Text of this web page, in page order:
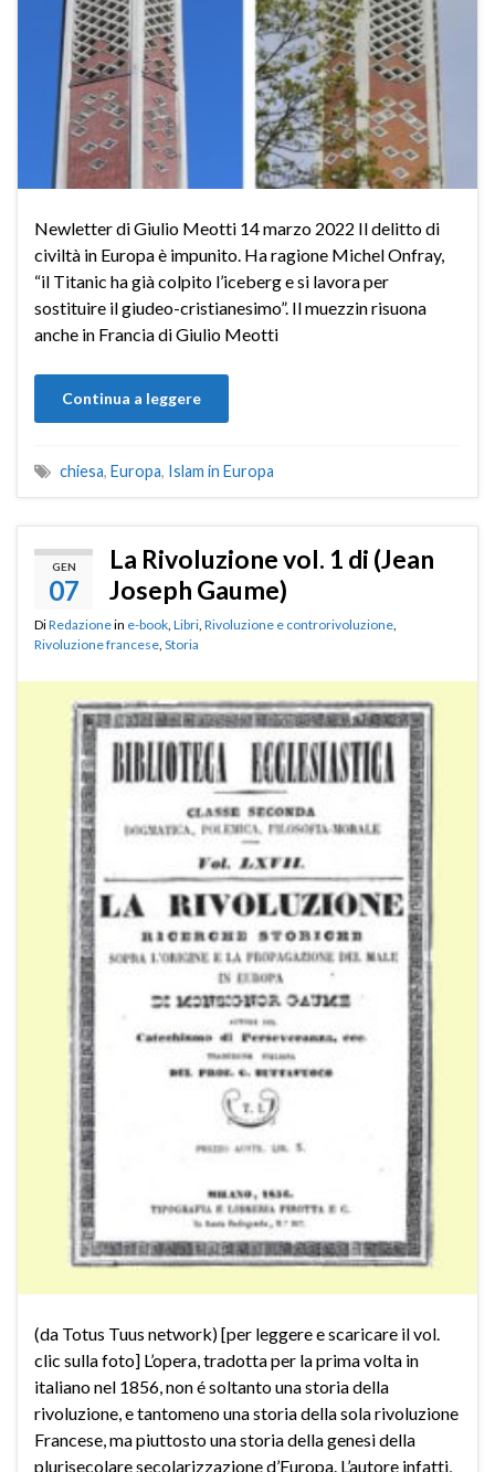
Newletter di Giulio Meotti 14 marzo 2022 Il delitto di
civiltà in Europa è impunito. Ha ragione Michel Onfray,
“il Titanic ha già colpito l’iceberg e si lavora per
sostituire il giudeo-cristianesimo”. Il muezzin risuona
anche in Francia di Giulio Meotti
Continua a leggere
chiesa, Europa, Islam in Europa
GEN
07
La Rivoluzione vol. 1 di (Jean
Joseph Gaume)
DiRedazionein e-book Libri Rivoluzione e controrivoluzione
Rivoluzione francese Storia
(da Totus Tuus network) [per leggere e scaricare il vol.
clic sulla foto] L’opera, tradotta per la prima volta in
italiano nel 1856, non é soltanto una storia della
rivoluzione, e tantomeno una storia della sola rivoluzione
Francese, ma piuttosto una storia della genesi della
plurisecolare secolarizzazione d’Europa. L’autore infatti,